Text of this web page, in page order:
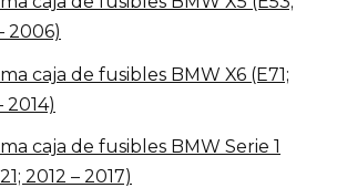
2006)
caja de fusibles BMW X6 (E71;
2014)
caja de fusibles BMW Serie 1
2012 – 2017)